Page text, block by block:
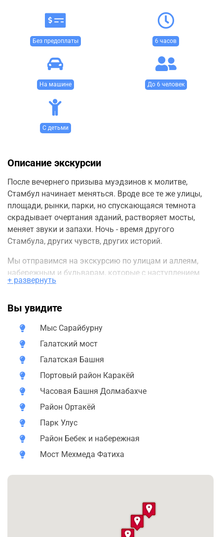
Без предоплаты 6 часов
На машине До 6 человек
С детьми
Описание экскурсии
После вечернего призыва муэдзинов к молитве,
Стамбул начинает меняться. Вроде все те же улицы,
площади, рынки, парки, но спускающаяся темнота
скрадывает очертания зданий, растворяет мосты,
меняет звуки и запахи. Ночь - время другого
Стамбула, других чувств, других историй.
Мы отправимся на экскурсию по улицам и аллеям,
набережным и бульварам, которые с наступлением
ночи становятся неизвестными.
Маршрут экскурсии
• Мыс Сарайбурну
• Галатский мост и башня
• Портовый район Каракёй
• Район Ортакёй
• Парк Улус
• Район Бебек и набережная
понравится и творческим людям и философам,
+ развернуть
Вы увидите
Мыс Сарайбурну
Галатский мост
Галатская Башня
Портовый район Каракёй
Часовая Башня Долмабахче
Район Ортакёй
Парк Улус
Район Бебек и набережная
Мост Мехмеда Фатиха